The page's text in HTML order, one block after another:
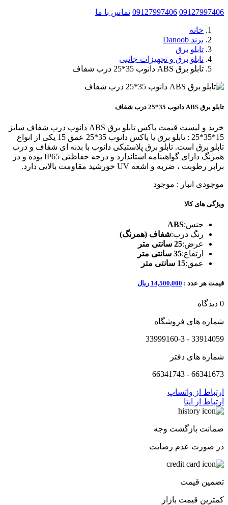
09127997406
09127997406 تماس با ما
خانه
برند Danoob
تابلو برق
تابلو برق و تجهیزات جانبی
تابلو برق ABS دانوب 35*25 درب شفاف
تابلو برق ABS دانوب 35*25 درب شفاف
خرید و لیست قیمت باکس تابلو برق ABS دانوب درب شفاف سایز
15*35*25 : تابلو برق یا باکس دانوب 35*25 عمق 15 یکی از انواع
تابلو برق است. تابلو برق پلاستیکی دانوب با بدنه ای شفاف و درب
همرنگ دارای گواهینامه استاندارد و درجه حفاظتی IP65 بوده و در
برابر رطوبت ، ضربه و اشعه UV خورشید مقاومت بالایی دارد.
موجودی انبار : موجود
ویژگی های کالا
جنس:ABS
رنگ درب:شفاف (همرنگ)
عرض:25 سانتی متر
ارتفاع:35 سانتی متر
عمق:15 سانتی متر
قیمت هر عدد : 14,500,000 ریال
0 دیدگاه
شماره های فروشگاه
33914059 - 33999160-3
شماره های دفتر
66341673 - 66341743
ارتباط از واتساپ
ارتباط از ایتا
ضمانت بازگشت وجه
در صورت عدم رضایت
تضمین قیمت
کمترین قیمت بازار